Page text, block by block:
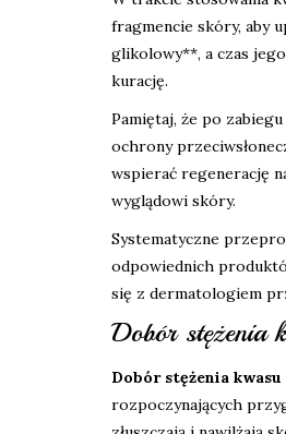
fragmencie skóry, aby
glikolowy**, a czas
kurację.
Pamiętaj, że po
ochrony
wspierać regenerację
wyglądowi skóry.
Systematyczne
odpowiednich
się z dermatologiem
Dobór stężenia
Dobór stężenia
rozpoczynających